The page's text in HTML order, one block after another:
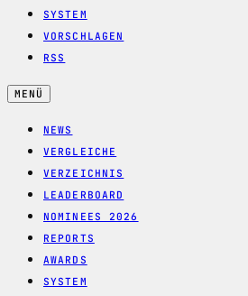
SYSTEM
VORSCHLAGEN
RSS
MENÜ
NEWS
VERGLEICHE
VERZEICHNIS
LEADERBOARD
NOMINEES 2026
REPORTS
AWARDS
SYSTEM